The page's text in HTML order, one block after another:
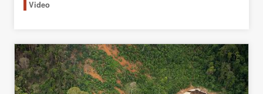
Video